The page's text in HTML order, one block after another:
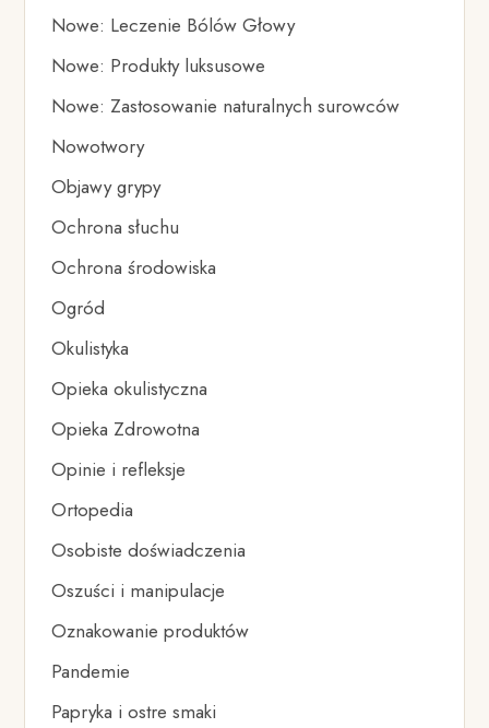
Nowe: Leczenie Bólów Głowy
Nowe: Produkty luksusowe
Nowe: Zastosowanie naturalnych surowców
Nowotwory
Objawy grypy
Ochrona słuchu
Ochrona środowiska
Ogród
Okulistyka
Opieka okulistyczna
Opieka Zdrowotna
Opinie i refleksje
Ortopedia
Osobiste doświadczenia
Oszuści i manipulacje
Oznakowanie produktów
Pandemie
Papryka i ostre smaki